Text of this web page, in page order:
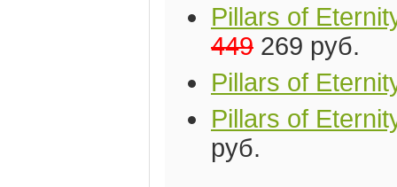
Pillars of
449 269 руб.
Pillars of
Pillars of
руб.